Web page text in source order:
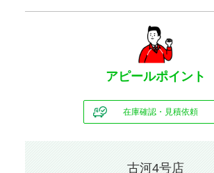
アピールポイント
在庫確認・見積依頼
古河4号店